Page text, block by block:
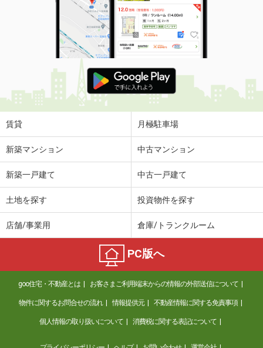
住 所
沖縄県那覇市安謝２丁目
専有面積 35.88m²
間取り
1LDK
沖縄県那覇市安謝２丁目
価 格
11.80万円
住 所
沖縄県那覇市安謝２丁目
専有面積
沖縄県那覇市字天久
3.50万円
沖縄県那覇市字安里
10.20万円
住 所
沖縄県那覇市字安里
専有面積 41.4m²
間取り
1LDK
沖縄県宜野湾市野嵩２
賃貸 月極駐車場
新築マンション 中古マンション
新築一戸建て 中古一戸建て
土地を探す 投資物件を探す
店舗/事業用 倉庫/トランクルーム
PC版へ
goo住宅・不動産とは お客さまご利用端末からの情報の外部送信について
物件に関するお問合せの流れ 情報提供元 不動産情報に関する免責事項
個人情報の取り扱いについて 消費税に関する表記について